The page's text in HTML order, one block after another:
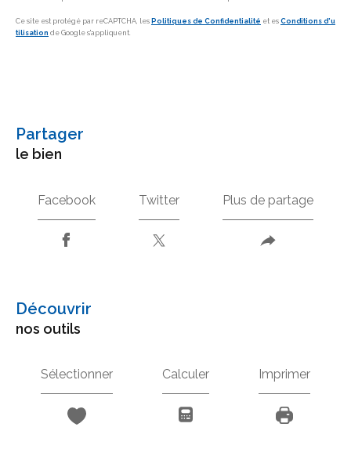
Ce site est protégé par reCAPTCHA, les Politiques de Confidentialité et es Conditions d'u
tilisation de Google s'appliquent.
partager
le bien
Facebook Twitter Plus de partage
découvrir
nos outils
Sélectionner Calculer Imprimer